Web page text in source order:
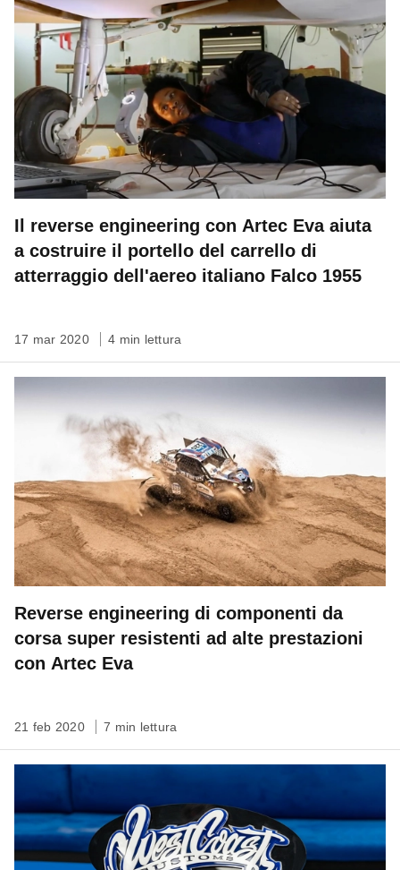
Il reverse engineering con Artec Eva aiuta
a costruire il portello del carrello di
atterraggio dell'aereo italiano Falco 1955
17 mar 2020 4 min lettura
Reverse engineering di componenti da
corsa super resistenti ad alte prestazioni
con Artec Eva
21 feb 2020 7 min lettura